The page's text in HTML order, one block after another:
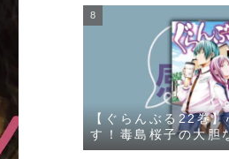
【ぐらんぶる22巻
す！毒島桜子の大胆
る